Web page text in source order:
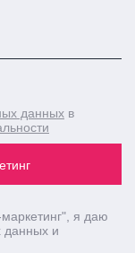
данных в
, я даю
данных и